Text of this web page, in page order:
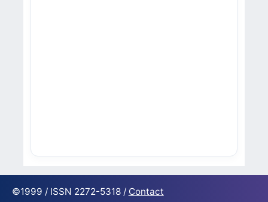
©1999 / ISSN 2272-5318 / Contact